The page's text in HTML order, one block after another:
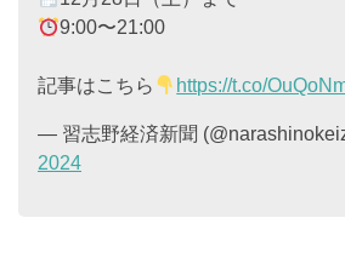
9:00〜21:00
記事はこちら https://t.co/
— 習志野経済新聞
2024